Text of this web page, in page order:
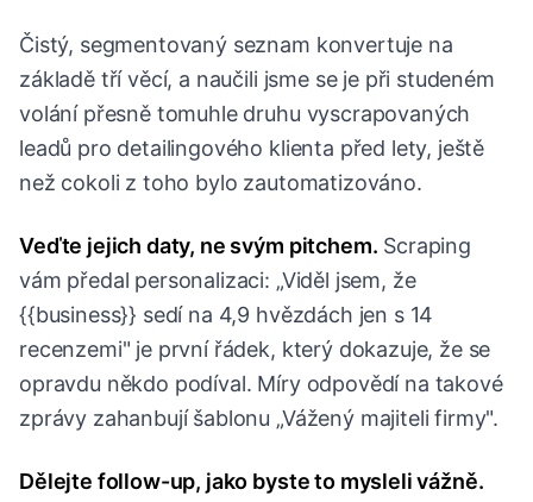
Čistý, segmentovaný seznam konvertuje na
základě tří věcí, a naučili jsme se je při studeném
volání přesně tomuhle druhu vyscrapovaných
leadů pro detailingového klienta před lety, ještě
než cokoli z toho bylo zautomatizováno.
Veďte jejich daty, ne svým pitchem. Scraping
vám předal personalizaci: „Viděl jsem, že
{{business}} sedí na 4,9 hvězdách jen s 14
recenzemi" je první řádek, který dokazuje, že se
opravdu někdo podíval. Míry odpovědí na takové
zprávy zahanbují šablonu „Vážený majiteli firmy".
Dělejte follow-up, jako byste to mysleli vážně.